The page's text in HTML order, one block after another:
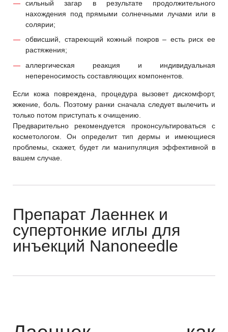
сильный загар в результате продолжительного
нахождения под прямыми солнечными лучами или в
солярии;
обвисший, стареющий кожный покров – есть риск ее
растяжения;
аллергическая реакция и индивидуальная
непереносимость составляющих компонентов.
Если кожа повреждена, процедура вызовет дискомфорт,
жжение, боль. Поэтому ранки сначала следует вылечить и
только потом приступать к очищению.
Предварительно рекомендуется проконсультироваться с
косметологом. Он определит тип дермы и имеющиеся
проблемы, скажет, будет ли манипуляция эффективной в
вашем случае.
Препарат Лаеннек и
супертонкие иглы для
инъекций Nanoneedle